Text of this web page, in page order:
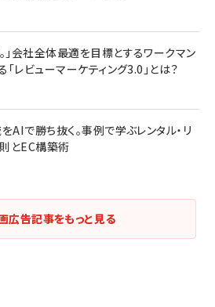
」会社全体最適を目標とするワークマン
レビューマーケティング3.0」とは？
AIで勝ち抜く。事例で学ぶレンタル・リ
とEC構築術
広告記事をもっと見る